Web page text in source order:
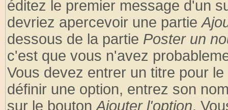
éditez le premier message d'un
devriez apercevoir une partie
dessous de la partie Poster un
c'est que vous n'avez
Vous devez entrer un titre pour
définir une option, entrez son
sur le boutonAjouter l'option.